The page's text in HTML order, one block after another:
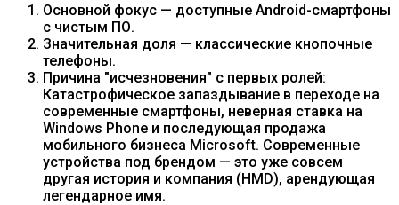
Основной фокус — доступные Android-смартфоны
с чистым ПО.
Значительная доля — классические кнопочные
телефоны.
Причина "исчезновения" с первых ролей:
Катастрофическое запаздывание в переходе на
современные смартфоны, неверная ставка на
Windows Phone и последующая продажа
мобильного бизнеса Microsoft. Современные
устройства под брендом — это уже совсем
другая история и компания (HMD), арендующая
легендарное имя.